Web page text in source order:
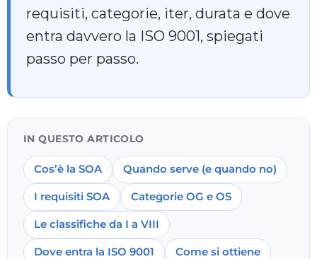
requisiti, categorie, iter, durata e dove
entra davvero la ISO 9001, spiegati
passo per passo.
IN QUESTO ARTICOLO
Cos’è la SOA Quando serve (e quando no)
I requisiti SOA Categorie OG e OS
Le classifiche da I a VIII
Dove entra la ISO 9001 Come si ottiene